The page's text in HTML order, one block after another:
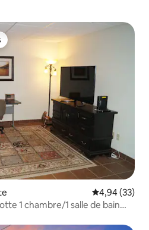
Note
4,94 (33)
1 chambre/1 salle de bain